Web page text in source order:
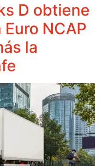
D obtiene
NCAP
la